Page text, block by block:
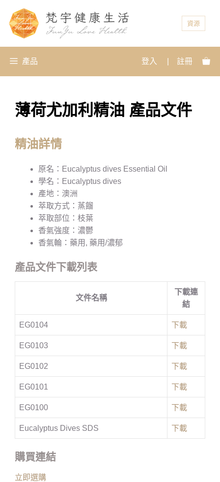
資源
產品 登入 註冊
薄荷尤加利精油 產品文件
精油詳情
原名：Eucalyptus dives Essential Oil
學名：Eucalyptus dives
產地：澳洲
萃取方式：蒸餾
萃取部位：枝葉
香氣強度：濃鬱
香氣輪：藥用, 藥用/濃郁
產品文件下載列表
文件名稱
下載連
結
EG0104 下載
EG0103 下載
EG0102 下載
EG0101 下載
EG0100 下載
Eucalyptus Dives SDS 下載
購買連結
立即選購